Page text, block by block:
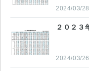
2024/03/
２０２３
2024/03/